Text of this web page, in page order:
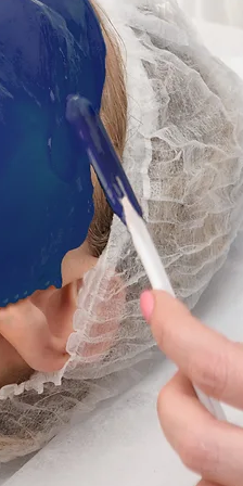
Powder